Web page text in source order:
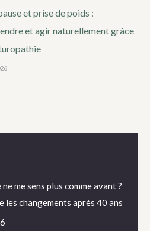
et prise de poids :
et agir naturellement grâce
me sens plus comme avant ?
les changements après 40 ans